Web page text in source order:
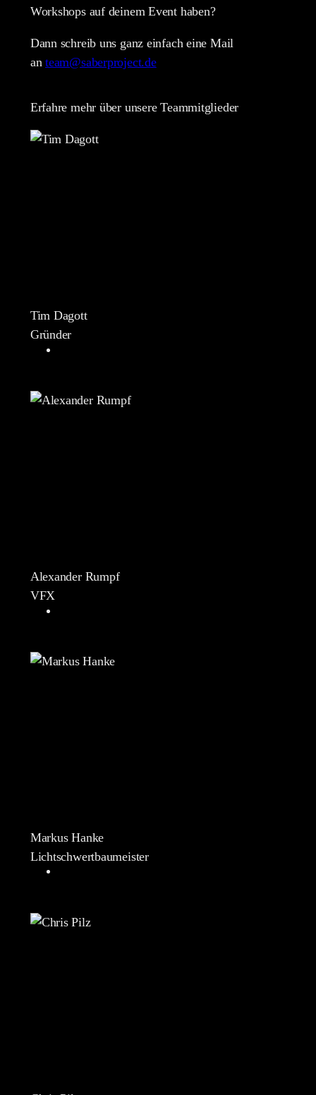
Workshops auf deinem Event haben?
Dann schreib uns ganz einfach eine Mail
anteam@saberproject.de
Erfahre mehr über unsere Teammitglieder
Tim Dagott
Gründer
Alexander Rumpf
VFX
Markus Hanke
Lichtschwertbaumeister